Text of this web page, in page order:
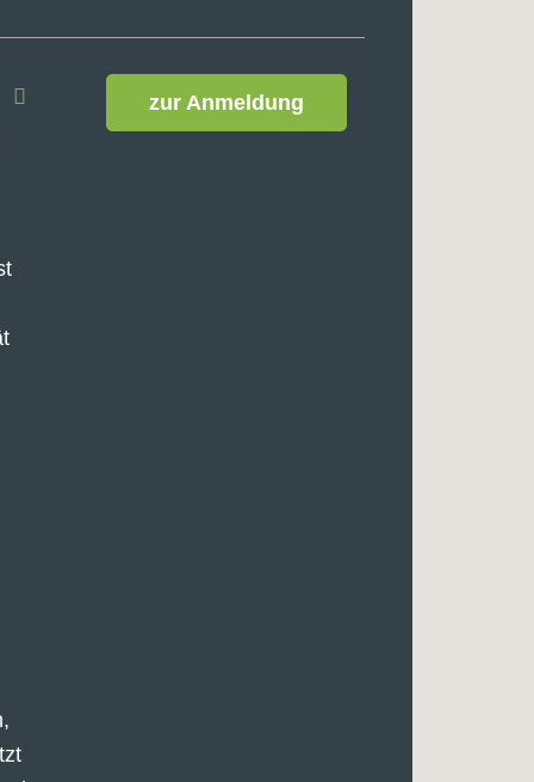
zur Anmeldung